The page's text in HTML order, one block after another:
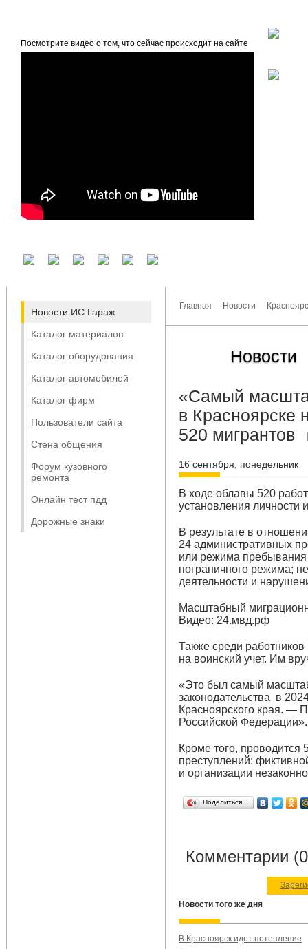
Посмотрите видео о том, что сейчас происходит на сайте
Новости ИС Гараж
Каталог материалов
Каталог оборудования
Каталог автомобилей
Каталог фирм
Пользователи сайта
Стена общения
Форум кузовного
ремонта
Онлайн тест пдд
Дорожные знаки
Главная Новости
Новости
«Самый
в Красноярске
520 мигрантов
16 сентября, понедельник
В ходе облавы 520
установления
В результате в
24 административных
или режима
пограничного режима;
деятельности и
Масштабный
Видео: 24.мвд.рф
Также среди
на воинский учет. Им
«Это был самый
законодательства в
Красноярского края. —
Российской Федерации».
Кроме того, проводится
преступлений:
и организации
Поделиться…
Комментарии
Новости того же дня
В Красноярск идет потепление